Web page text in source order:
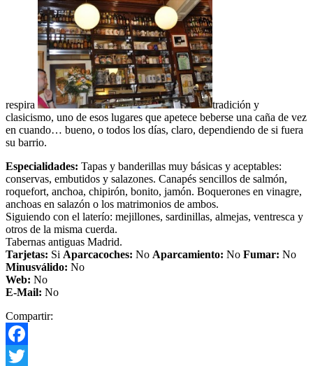
respira
tradición y
clasicismo, uno de esos lugares que apetece beberse una caña de vez
en cuando… bueno, o todos los días, claro, dependiendo de si fuera
su barrio.
Especialidades: Tapas y banderillas muy básicas y aceptables:
conservas, embutidos y salazones. Canapés sencillos de salmón,
roquefort, anchoa, chipirón, bonito, jamón. Boquerones en vinagre,
anchoas en salazón o los matrimonios de ambos.
Siguiendo con el laterío: mejillones, sardinillas, almejas, ventresca y
otros de la misma cuerda.
Tabernas antiguas Madrid.
Tarjetas: Si Aparcacoches: No Aparcamiento: No Fumar: No
Minusválido: No
Web: No
E-Mail: No
Compartir:
Facebook